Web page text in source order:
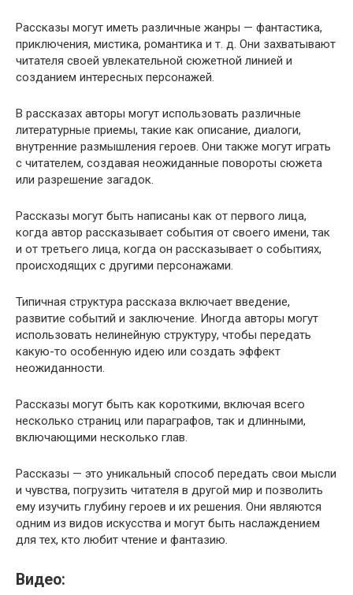
Рассказы могут иметь различные жанры — фантастика,
приключения, мистика, романтика и т. д. Они захватывают
читателя своей увлекательной сюжетной линией и
созданием интересных персонажей.
В рассказах авторы могут использовать различные
литературные приемы, такие как описание, диалоги,
внутренние размышления героев. Они также могут играть
с читателем, создавая неожиданные повороты сюжета
или разрешение загадок.
Рассказы могут быть написаны как от первого лица,
когда автор рассказывает события от своего имени, так
и от третьего лица, когда он рассказывает о событиях,
происходящих с другими персонажами.
Типичная структура рассказа включает введение,
развитие событий и заключение. Иногда авторы могут
использовать нелинейную структуру, чтобы передать
какую-то особенную идею или создать эффект
неожиданности.
Рассказы могут быть как короткими, включая всего
несколько страниц или параграфов, так и длинными,
включающими несколько глав.
Рассказы — это уникальный способ передать свои мысли
и чувства, погрузить читателя в другой мир и позволить
ему изучить глубину героев и их решения. Они являются
одним из видов искусства и могут быть наслаждением
для тех, кто любит чтение и фантазию.
Видео: